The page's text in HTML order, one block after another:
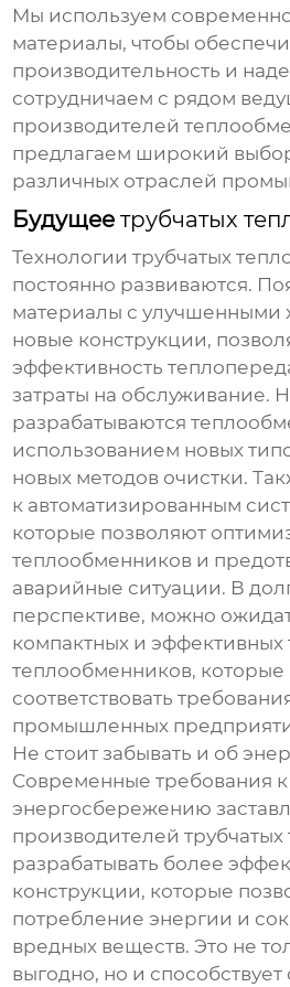
Мы используем
материалы, чтобы
производительность и
сотрудничаем с рядом
производителей
предлагаем широкий
различных отраслей
Будущеетрубчатых
Технологиитрубчатых
постоянно развиваются.
материалы с улучшенными
новые конструкции,
эффективность
затраты на обслуживание.
разрабатываются
использованием новых
новых методов очистки.
к автоматизированным
которые позволяют
теплообменников и
аварийные ситуации. В
перспективе, можно
компактных и эффективных
теплообменников, которые
соответствовать
промышленных
Не стоит забывать и об
Современные требования к
энергосбережению
производителей
разрабатывать более
конструкции, которые
потребление энергии и
вредных веществ. Это не
выгодно, но и способствует